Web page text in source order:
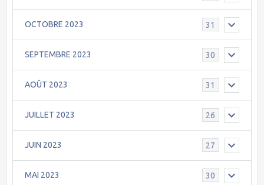
OCTOBRE 2023 31
SEPTEMBRE 2023 30
AOÛT 2023 31
JUILLET 2023 26
JUIN 2023 27
MAI 2023 30